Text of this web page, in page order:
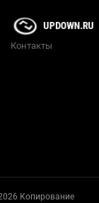
Контакты
Копирование